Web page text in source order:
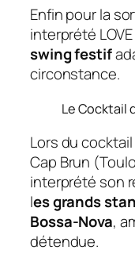
Enfin pour la
interprété
swing festif
circonstance.
Le Cocktail
Lors du
Cap Brun
interprété son
les grands
Bossa-Nova,
détendue.